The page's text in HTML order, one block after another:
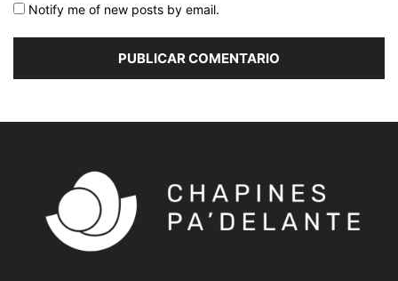
Notify me of new posts by email.